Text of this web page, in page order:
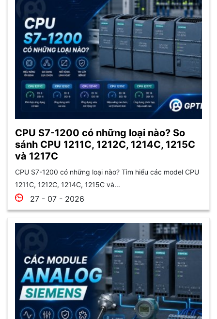
CPU S7-1200 có những loại nào? So
sánh CPU 1211C, 1212C, 1214C, 1215C
và 1217C
CPU S7-1200 có những loại nào? Tìm hiểu các model CPU
1211C, 1212C, 1214C, 1215C và...
27 - 07 - 2026